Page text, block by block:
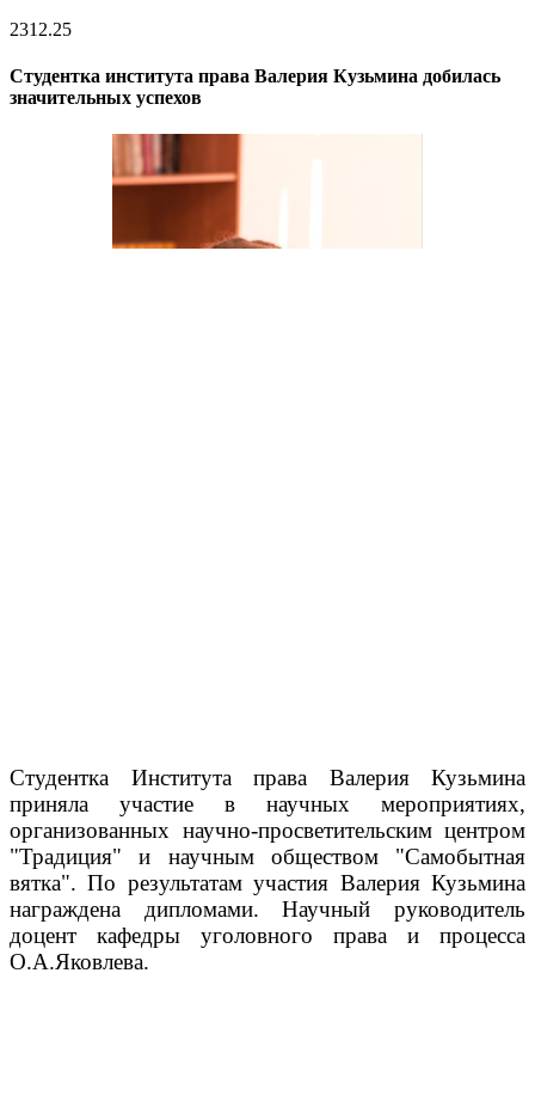
2312.25
Студентка института права Валерия Кузьмина добилась
значительных успехов
Студентка Института права Валерия Кузьмина
приняла участие в научных мероприятиях,
организованных научно-просветительским центром
"Традиция" и научным обществом "Самобытная
вятка". По результатам участия Валерия Кузьмина
награждена дипломами. Научный руководитель
доцент кафедры уголовного права и процесса
О.А.Яковлева.